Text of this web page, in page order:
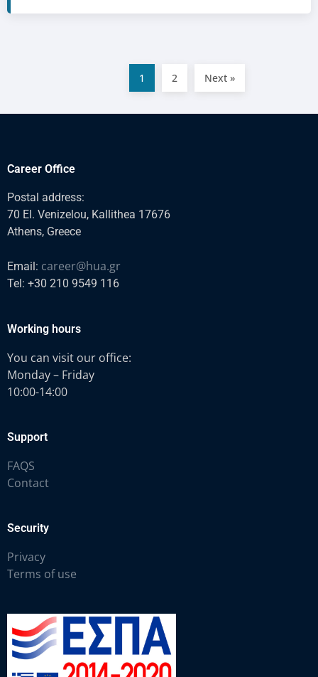
1 2 Next »
Career Office
Postal address:
70 El. Venizelou, Kallithea 17676
Athens, Greece
Email: career@hua.gr
Tel: +30 210 9549 116
Working hours
You can visit our office:
Monday – Friday
10:00-14:00
Support
FAQS
Contact
Security
Privacy
Terms of use